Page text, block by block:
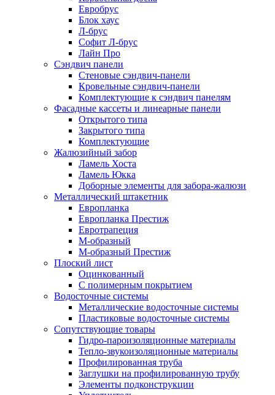
Евробрус
Блок хаус
Л-брус
Софит Л-брус
Лайн Про
Сэндвич панели
Стеновые сэндвич-панели
Кровельные сэндвич-панели
Комплектующие к сэндвич панелям
Фасадные кассеты и линеарные панели
Открытого типа
Закрытого типа
Комплектующие
Жалюзийный забор
Ламель Хоста
Ламель Юкка
Доборные элементы для забора-жалюзи
Металлический штакетник
Европланка
Европланка Престиж
Евротрапеция
М-образный
М-образный Престиж
Плоский лист
Оцинкованный
С полимерным покрытием
Водосточные системы
Металлические водосточные системы
Пластиковые водосточные системы
Сопутствующие товары
Гидро-пароизоляционные материалы
Тепло-звукоизоляционные материалы
Профилированная труба
Заглушки на профилированную трубу
Элементы подконструкции